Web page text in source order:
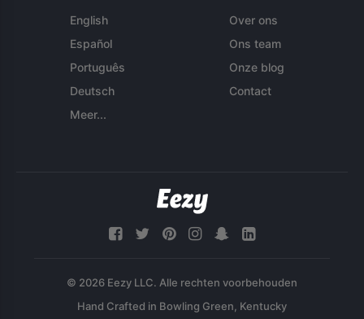
English
Español
Português
Deutsch
Meer...
Over ons
Ons team
Onze blog
Contact
© 2026 Eezy LLC. Alle rechten voorbehouden